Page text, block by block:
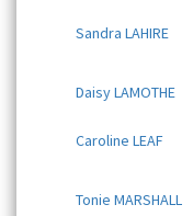
Sandra LAHIRE
Daisy LAMOTHE
Caroline LEAF
Tonie MARSHALL